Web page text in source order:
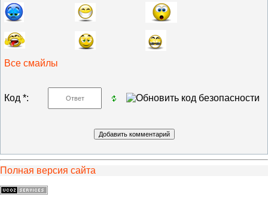
Все смайлы
Код *:
Полная версия сайта